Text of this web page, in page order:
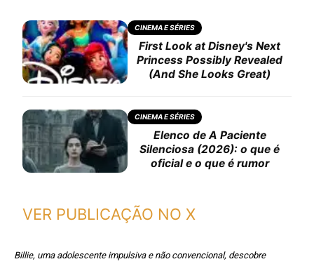
CINEMA E SÉRIES
First Look at Disney's Next
Princess Possibly Revealed
(And She Looks Great)
CINEMA E SÉRIES
Elenco de A Paciente
Silenciosa (2026): o que é
oficial e o que é rumor
VER PUBLICAÇÃO NO X
Billie, uma adolescente impulsiva e não convencional, descobre